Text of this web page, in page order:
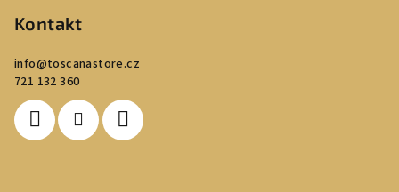
Kontakt
info@toscanastore.cz
721 132 360